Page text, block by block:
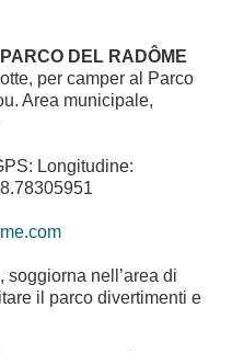
DEL RADÔME
per camper al Parco
Area municipale,
Longitudine:
nell’area di
il parco divertimenti e